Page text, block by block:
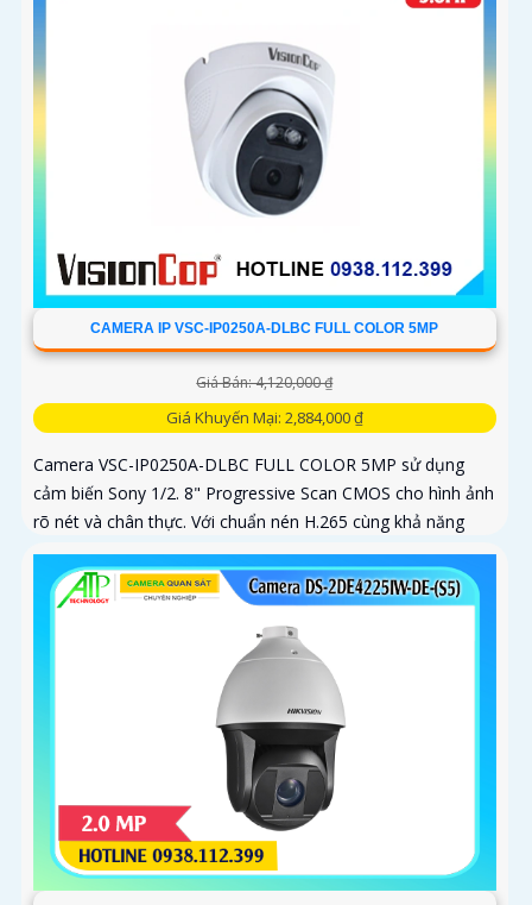
CAMERA IP VSC-IP0250A-DLBC FULL COLOR 5MP
Giá Bán: 4,120,000 ₫
Giá Khuyến Mại: 2,884,000 ₫
Camera VSC-IP0250A-DLBC FULL COLOR 5MP sử dụng
cảm biến Sony 1/2. 8" Progressive Scan CMOS cho hình ảnh
rõ nét và chân thực. Với chuẩn nén H.265 cùng khả năng
zoom quang 4X...